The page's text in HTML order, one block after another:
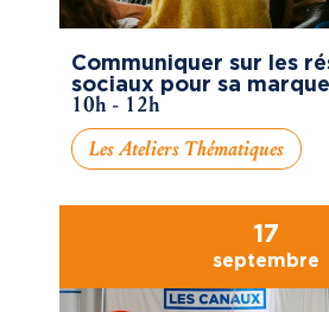
Communiquer sur les
sociaux pour sa marque
10h - 12h
Les Ateliers Thématiques
17
septembre